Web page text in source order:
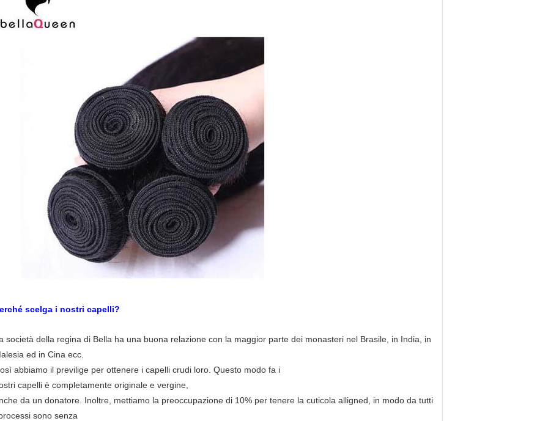
scelga i nostri capelli?
società della regina di Bella ha una buona relazione con la maggior parte dei monasteri nel Brasile, in India, in
ed in Cina ecc.
abbiamo il previlige per ottenere i capelli crudi loro. Questo modo fa i
capelli è completamente originale e vergine,
da un donatore. Inoltre, mettiamo la preoccupazione di 10% per tenere la cuticola alligned, in modo da tutti
sono senza